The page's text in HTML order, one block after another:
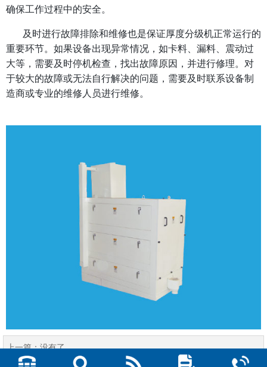
确保工作过程中的安全。
及时进行故障排除和维修也是保证厚度分级机正常运行的
重要环节。如果设备出现异常情况，如卡料、漏料、震动过
大等，需要及时停机检查，找出故障原因，并进行修理。对
于较大的故障或无法自行解决的问题，需要及时联系设备制
造商或专业的维修人员进行维修。
上一篇：没有了